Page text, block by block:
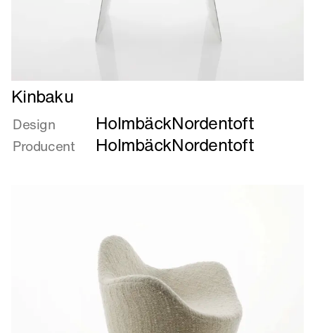
Læs
mere
om
Kinbaku
Kinbaku
Design HolmbäckNordentoft
Producent HolmbäckNordentoft